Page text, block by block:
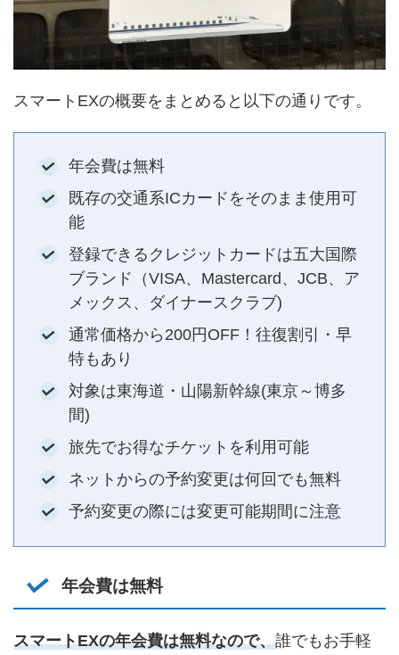
スマートEXの概要をまとめると以下の通りです。
年会費は無料
既存の交通系ICカードをそのまま使用可
能
登録できるクレジットカードは五大国際
ブランド（VISA、Mastercard、JCB、ア
メックス、ダイナースクラブ)
通常価格から200円OFF！往復割引・早
特もあり
対象は東海道・山陽新幹線(東京～博多
間)
旅先でお得なチケットを利用可能
ネットからの予約変更は何回でも無料
予約変更の際には変更可能期間に注意
年会費は無料
スマートEXの年会費は無料なので、誰でもお手軽